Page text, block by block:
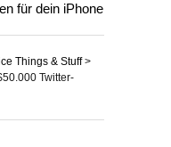
für dein iPhone
Things & Stuff>
Twitter-